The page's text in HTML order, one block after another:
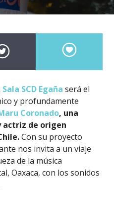
Sala SCD Egaña será el
y profundamente
Coronado, una
de origen
Con su proyecto
nos invita a un viaje
de la música
Oaxaca, con los sonidos